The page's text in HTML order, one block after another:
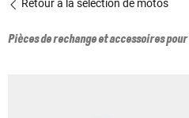
Retour à la sélection de motos
Pièces de rechange et accessoires pour